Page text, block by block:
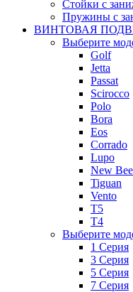
Стойки с
Пружины с
ВИНТОВАЯ
Выберите
Golf
Jetta
Passat
Scirocco
Polo
Bora
Eos
Corrado
Lupo
New
Tiguan
Vento
T5
T4
Выберите
1 Серия
3 Серия
5 Серия
7 Серия